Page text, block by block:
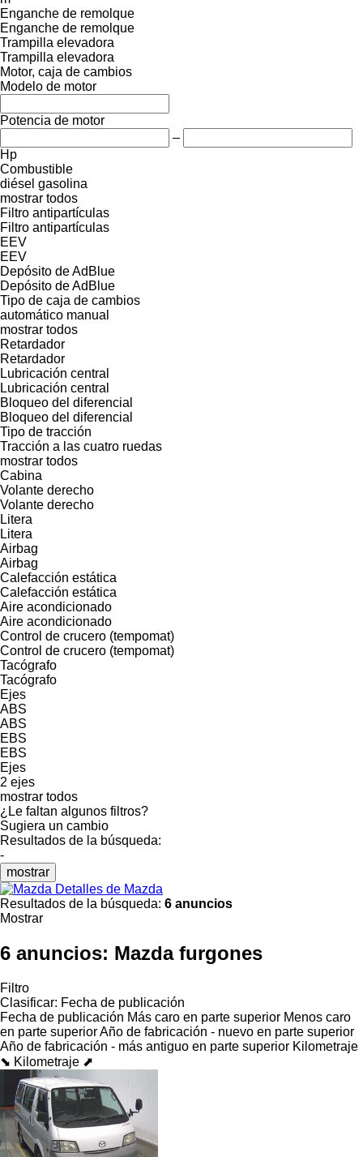
Enganche de remolque
Enganche de remolque
Trampilla elevadora
Trampilla elevadora
Motor, caja de cambios
Modelo de motor
Potencia de motor
–
Hp
Combustible
diésel gasolina
mostrar todos
Filtro antipartículas
Filtro antipartículas
EEV
EEV
Depósito de AdBlue
Depósito de AdBlue
Tipo de caja de cambios
automático manual
mostrar todos
Retardador
Retardador
Lubricación central
Lubricación central
Bloqueo del diferencial
Bloqueo del diferencial
Tipo de tracción
Tracción a las cuatro ruedas
mostrar todos
Cabina
Volante derecho
Volante derecho
Litera
Litera
Airbag
Airbag
Calefacción estática
Calefacción estática
Aire acondicionado
Aire acondicionado
Control de crucero (tempomat)
Control de crucero (tempomat)
Tacógrafo
Tacógrafo
Ejes
ABS
ABS
EBS
EBS
Ejes
2 ejes
mostrar todos
¿Le faltan algunos filtros?
Sugiera un cambio
Resultados de la búsqueda:
-
mostrar
Detalles de Mazda
Resultados de la búsqueda: 6 anuncios
Mostrar
6 anuncios: Mazda furgones
Filtro
Clasificar: Fecha de publicación
Fecha de publicación Más caro en parte superior Menos caro
en parte superiorAño de fabricación - nuevo en parte superior
Año de fabricación - más antiguo en parte superior Kilometraje
⬊ Kilometraje ⬈